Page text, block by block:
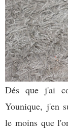
Dés que j'ai
Younique, j'en
le moins que